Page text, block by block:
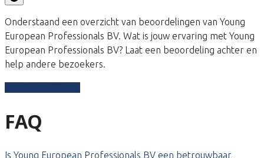
Onderstaand een overzicht van beoordelingen van Young
European Professionals BV. Wat is jouw ervaring met Young
European Professionals BV? Laat een beoordeling achter en
help andere bezoekers.
FAQ
Is Young European Professionals BV een betrouwbaar